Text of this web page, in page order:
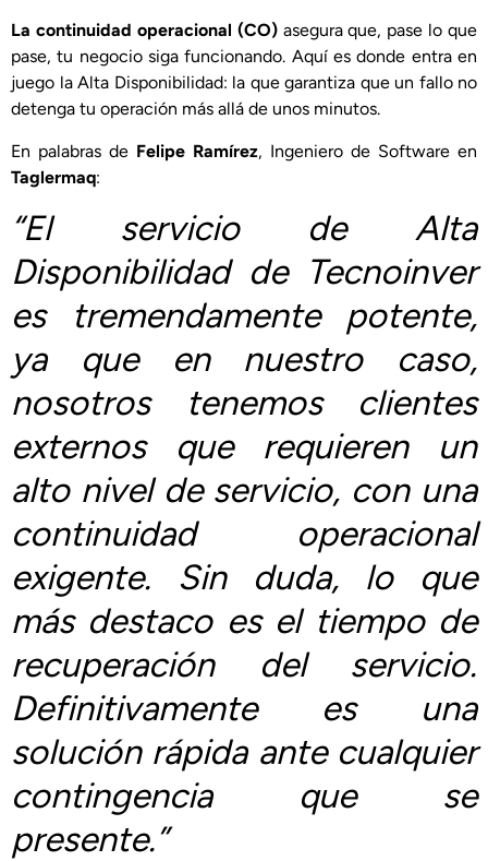
La continuidad operacional (CO)asegura que, pase lo que
pase, tu negocio siga funcionando. Aquí es donde entra en
juego la Alta Disponibilidad: la que garantiza que un fallo no
detenga tu operación más allá de unos minutos.
En palabras de Felipe Ramírez, Ingeniero de Software en
Taglermaq:
“El servicio de Alta
Disponibilidad de Tecnoinver
es tremendamente potente,
ya que en nuestro caso,
nosotros tenemos clientes
externos que requieren un
alto nivel de servicio, con una
continuidad operacional
exigente. Sin duda, lo que
más destaco es el tiempo de
recuperación del servicio.
Definitivamente es una
solución rápida ante cualquier
contingencia que se
presente.”